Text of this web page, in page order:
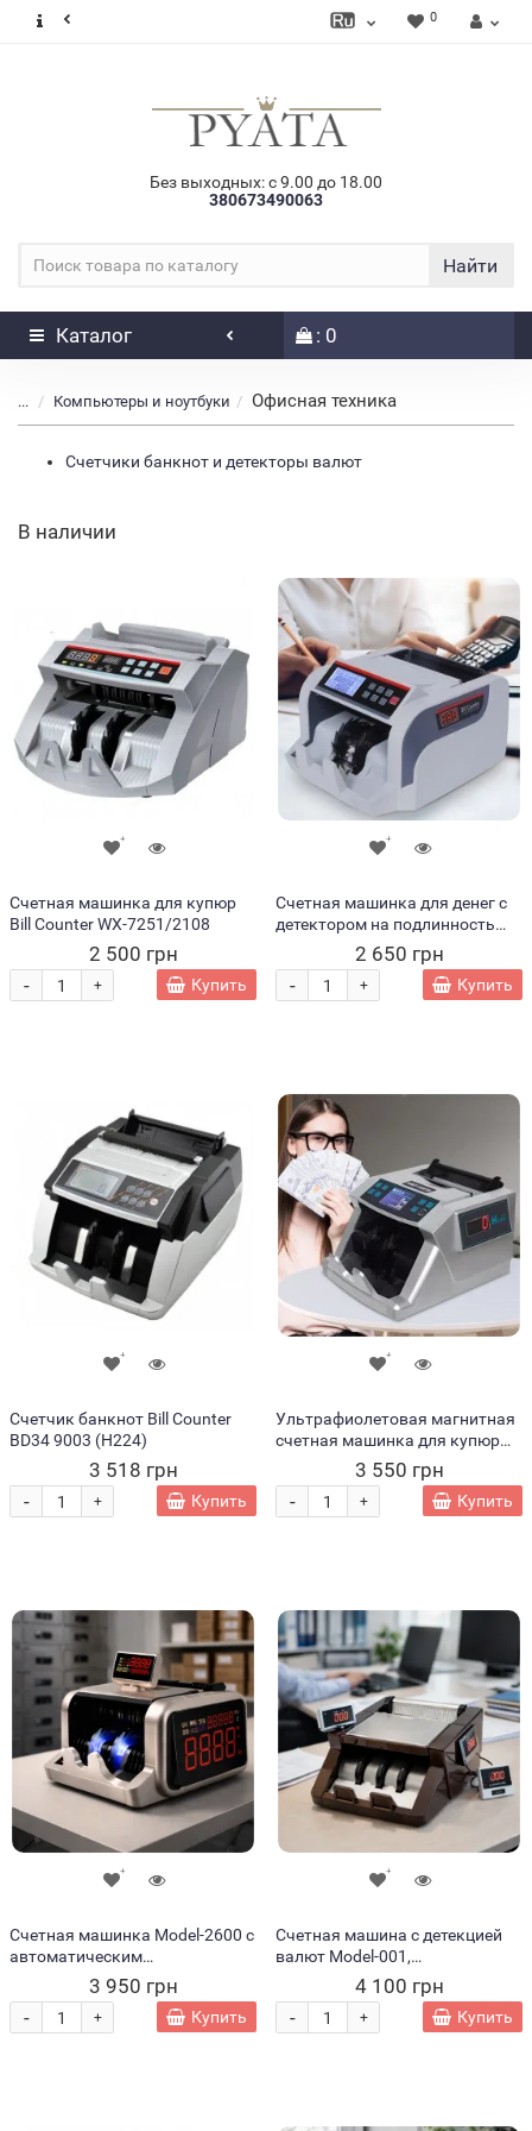
0
Без выходных: с 9.00 до 18.00
380673490063
Найти
Каталог : 0
... Компьютеры и ноутбуки Офисная техника
Счетчики банкнот и детекторы валют
В наличии
Счетная машинка для купюр
Bill Counter WX-7251/2108
2 500 грн
+
- Купить
Счетная машинка для денег с
детектором на подлинность
WX-7252 (243)2 650 грн
+
- Купить
Счетчик банкнот Bill Counter
BD34 9003 (H224)
3 518 грн
+
- Купить
Ультрафиолетовая магнитная
счетная машинка для купюр
Bill Counter H 6800
3 550 грн
+
- Купить
Счетная машинка Model-2600 с
автоматическим
определением номинала и
детектором валют (JM/5180)
3 950 грн
+
- Купить
Счетная машина с детекцией
валют Model-001,
основной+выносной LED
дисплей (JM/5179)
4 100 грн
+
- Купить